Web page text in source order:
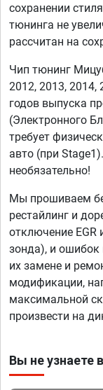
сохранении
тюнинга не
рассчитан на
Чип тюнинг
2012, 2013, 2014,
годов выпуска
(Электронного
требует
авто (при
необязательно!
Мы прошиваем
рестайлинг и
отключение EGR
зонда), и ошибок
их замене и
модификации,
максимальной
произвести на
Вы не узнаете